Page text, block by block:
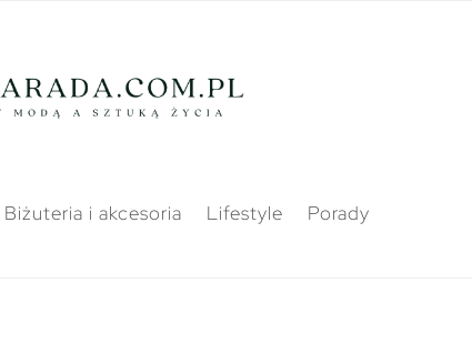
Biżuteria i akcesoria Lifestyle Porady